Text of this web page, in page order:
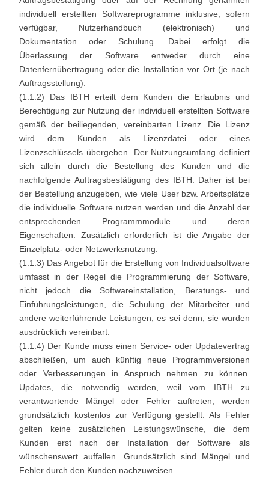
individuell erstellten Softwareprogramme inklusive, sofern
verfügbar, Nutzerhandbuch (elektronisch) und
Dokumentation oder Schulung. Dabei erfolgt die
Überlassung der Software entweder durch eine
Datenfernübertragung oder die Installation vor Ort (je nach
Auftragsstellung).
(1.1.2) Das IBTH erteilt dem Kunden die Erlaubnis und
Berechtigung zur Nutzung der individuell erstellten Software
gemäß der beiliegenden, vereinbarten Lizenz. Die Lizenz
wird dem Kunden als Lizenzdatei oder eines
Lizenzschlüssels übergeben. Der Nutzungsumfang definiert
sich allein durch die Bestellung des Kunden und die
nachfolgende Auftragsbestätigung des IBTH. Daher ist bei
der Bestellung anzugeben, wie viele User bzw. Arbeitsplätze
die individuelle Software nutzen werden und die Anzahl der
entsprechenden Programmmodule und deren
Eigenschaften. Zusätzlich erforderlich ist die Angabe der
Einzelplatz- oder Netzwerksnutzung.
(1.1.3) Das Angebot für die Erstellung von Individualsoftware
umfasst in der Regel die Programmierung der Software,
nicht jedoch die Softwareinstallation, Beratungs- und
Einführungsleistungen, die Schulung der Mitarbeiter und
andere weiterführende Leistungen, es sei denn, sie wurden
ausdrücklich vereinbart.
(1.1.4) Der Kunde muss einen Service- oder Updatevertrag
abschließen, um auch künftig neue Programmversionen
oder Verbesserungen in Anspruch nehmen zu können.
Updates, die notwendig werden, weil vom IBTH zu
verantwortende Mängel oder Fehler auftreten, werden
grundsätzlich kostenlos zur Verfügung gestellt. Als Fehler
gelten keine zusätzlichen Leistungswünsche, die dem
Kunden erst nach der Installation der Software als
wünschenswert auffallen. Grundsätzlich sind Mängel und
Fehler durch den Kunden nachzuweisen.